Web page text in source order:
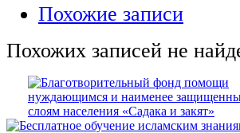
Похожие записи
Похожих записей не